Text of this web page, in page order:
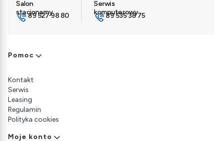
89 527 98 80 89 535 38 75
Linki w stopce
Pomoc
Kontakt
Serwis
Leasing
Regulamin
Polityka cookies
Moje konto